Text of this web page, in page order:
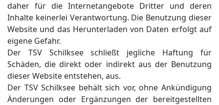
daher für die Internetangebote Dritter und deren
Inhalte keinerlei Verantwortung. Die Benutzung dieser
Website und das Herunterladen von Daten erfolgt auf
eigene Gefahr.
Der TSV Schilksee schließt jegliche Haftung für
Schäden, die direkt oder indirekt aus der Benutzung
dieser Website entstehen, aus.
Der TSV Schilksee behält sich vor, ohne Ankündigung
Änderungen oder Ergänzungen der bereitgestellten